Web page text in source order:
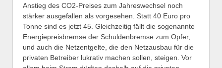
Anstieg des CO2-Preises zum Jahreswechsel noch
stärker ausgefallen als vorgesehen. Statt 40 Euro pro
Tonne sind es jetzt 45. Gleichzeitig fällt die sogenannte
Energiepreisbremse der Schuldenbremse zum Opfer,
und auch die Netzentgelte, die den Netzausbau für die
privaten Betreiber lukrativ machen sollen, steigen. Vor